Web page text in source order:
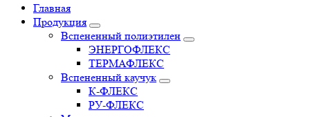
Главная
Продукция
Вспененный полиэтилен
ЭНЕРГОФЛЕКС
ТЕРМАФЛЕКС
Вспененный каучук
К-ФЛЕКС
РУ-ФЛЕКС